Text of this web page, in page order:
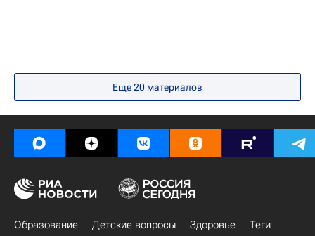
Еще 20 материалов
Образование Детские вопросы Здоровье
Теги